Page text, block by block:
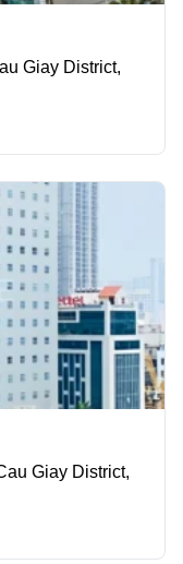
Giay District,
Giay District,